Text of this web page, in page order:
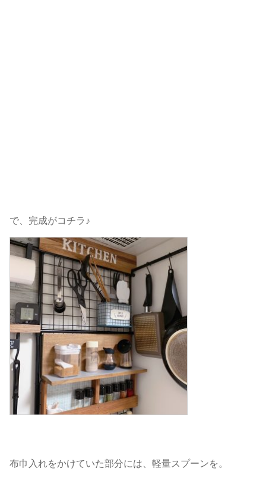
で、完成がコチラ♪
布巾入れをかけていた部分には、軽量スプーンを。